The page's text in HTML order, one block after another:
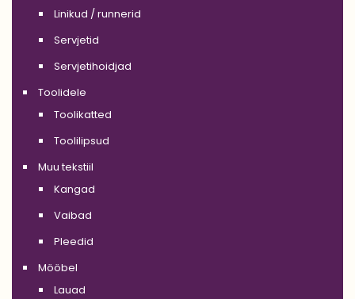
Linikud / runnerid
Servjetid
Servjetihoidjad
Toolidele
Toolikatted
Toolilipsud
Muu tekstiil
Kangad
Vaibad
Pleedid
Mööbel
Lauad